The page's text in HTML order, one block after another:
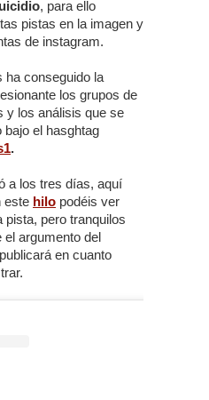
, para ello
pistas en la imagen y
de instagram.
ha conseguido la
los grupos de
y los análisis que se
bajo el hasghtag
.
a los tres días, aquí
este hilo podéis ver
pista, pero tranquilos
el argumento del
en cuanto